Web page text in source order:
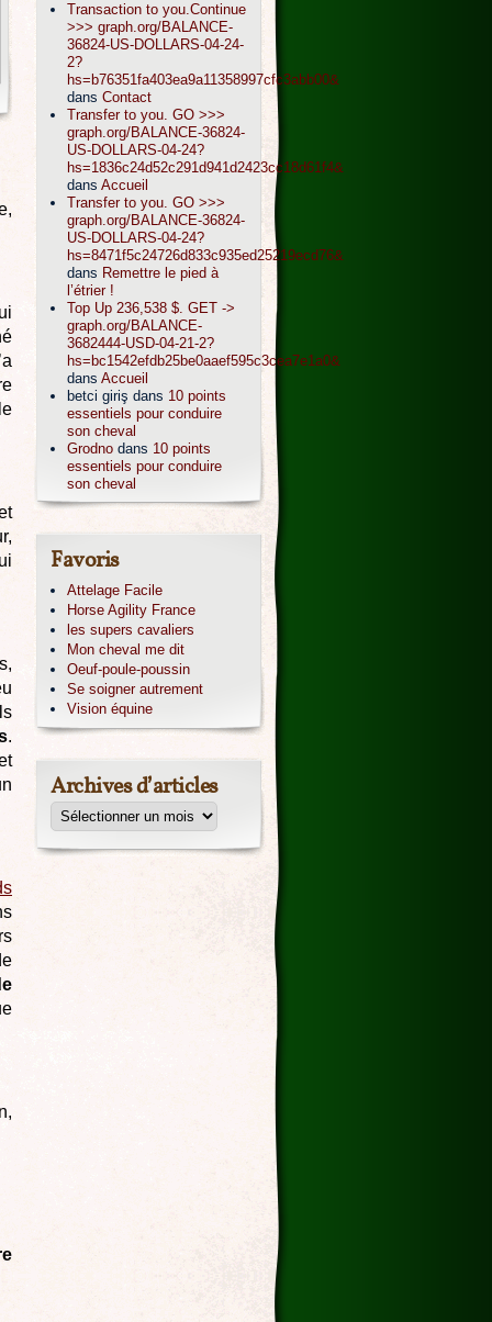
.
Transaction to you.Continue
>>> graph.org/BALANCE-
36824-US-DOLLARS-04-24-
2?
hs=b76351fa403ea9a11358997cfc3abb00&
dans Contact
Transfer to you. GO >>>
graph.org/BALANCE-36824-
US-DOLLARS-04-24?
hs=1836c24d52c291d941d2423cc18d61f4&
dans Accueil
Transfer to you. GO >>>
graph.org/BALANCE-36824-
US-DOLLARS-04-24?
hs=8471f5c24726d833c935ed25219ecd76&
dans Remettre le pied à
l’étrier !
Top Up 236,538 $. GET ->
graph.org/BALANCE-
3682444-USD-04-21-2?
hs=bc1542efdb25be0aaef595c3cea7e1a0&
dans Accueil
betci giriş dans 10 points
essentiels pour conduire
son cheval
Grodno dans 10 points
essentiels pour conduire
son cheval
Favoris
Attelage Facile
Horse Agility France
les supers cavaliers
Mon cheval me dit
Oeuf-poule-poussin
Se soigner autrement
Vision équine
Archives d’articles